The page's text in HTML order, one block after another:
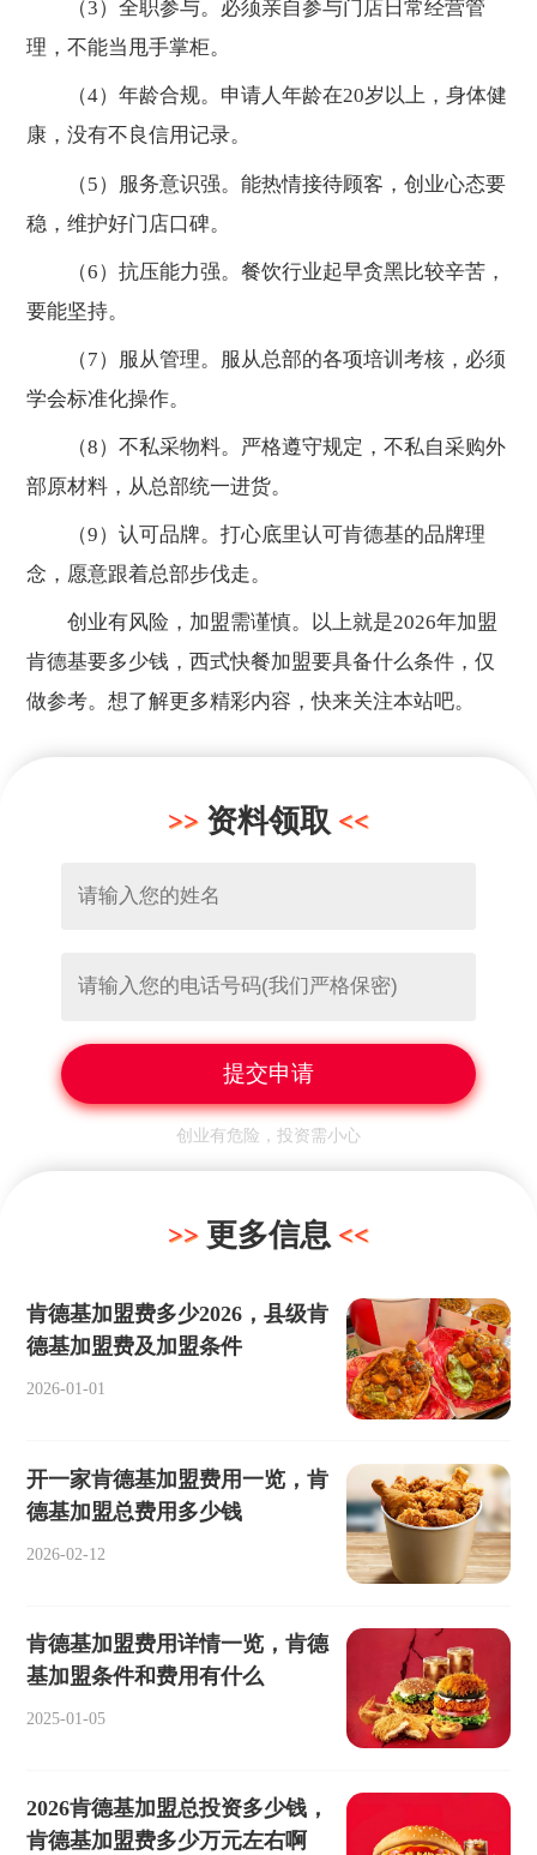
（3）全职参与。必须亲自参与门店日常经营管
理，不能当甩手掌柜。
（4）年龄合规。申请人年龄在20岁以上，身体健
康，没有不良信用记录。
（5）服务意识强。能热情接待顾客，创业心态要
稳，维护好门店口碑。
（6）抗压能力强。餐饮行业起早贪黑比较辛苦，
要能坚持。
（7）服从管理。服从总部的各项培训考核，必须
学会标准化操作。
（8）不私采物料。严格遵守规定，不私自采购外
部原材料，从总部统一进货。
（9）认可品牌。打心底里认可肯德基的品牌理
念，愿意跟着总部步伐走。
创业有风险，加盟需谨慎。以上就是2026年加盟
肯德基要多少钱，西式快餐加盟要具备什么条件，仅
做参考。想了解更多精彩内容，快来关注本站吧。
资料领取
创业有危险，投资需小心
更多信息
肯德基加盟费多少2026，县级肯
德基加盟费及加盟条件
2026-01-01
开一家肯德基加盟费用一览，肯
德基加盟总费用多少钱
2026-02-12
肯德基加盟费用详情一览，肯德
基加盟条件和费用有什么
2025-01-05
2026肯德基加盟总投资多少钱，
肯德基加盟费多少万元左右啊